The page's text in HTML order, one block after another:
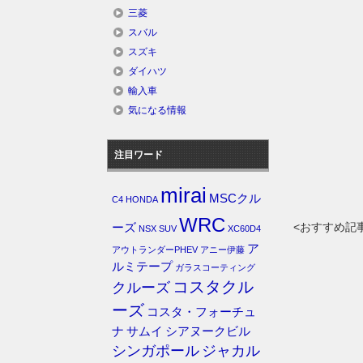
<おすすめ記
三菱
スバル
スズキ
ダイハツ
輸入車
気になる情報
注目ワード
C4 HONDA mirai MSCクル
ーズ NSX SUV WRC XC60D4
アウトランダーPHEV アニー伊藤 ア
ルミテープ ガラスコーティング
クルーズ コスタクル
ーズ コスタ・フォーチュ
ナ サムイ シアヌークビル
シンガポール ジャカル